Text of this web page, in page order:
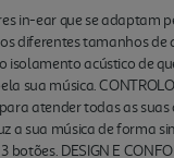
in-ear que se adaptam
diferentes tamanhos de
isolamento acústico de
sua música.
atender todas as
a sua música de forma
botões. DESIGN E